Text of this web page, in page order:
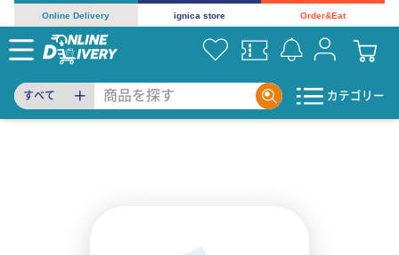
Online Delivery ignica store Order&Eat
すべて カテゴリー